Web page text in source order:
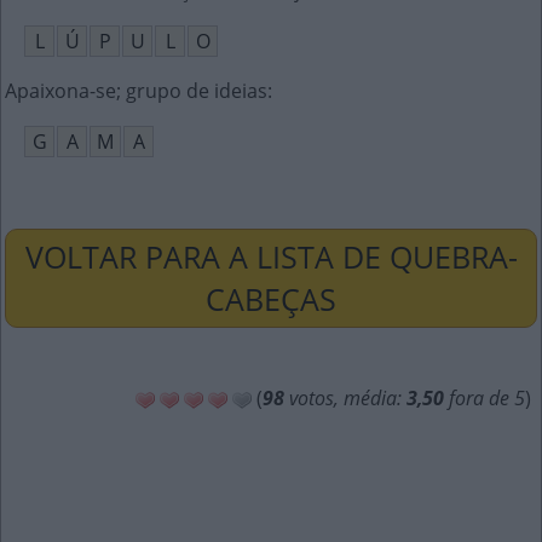
L
Ú P U L
O
Apaixona-se; grupo de ideias:
G
A M A
VOLTAR PARA A LISTA DE QUEBRA-
CABEÇAS
(98 votos, média: 3,50 fora de 5)